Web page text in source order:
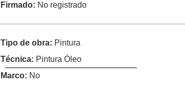
Firmado: No registrado
Tipo de obra: Pintura
Técnica: Pintura Óleo
Marco: No